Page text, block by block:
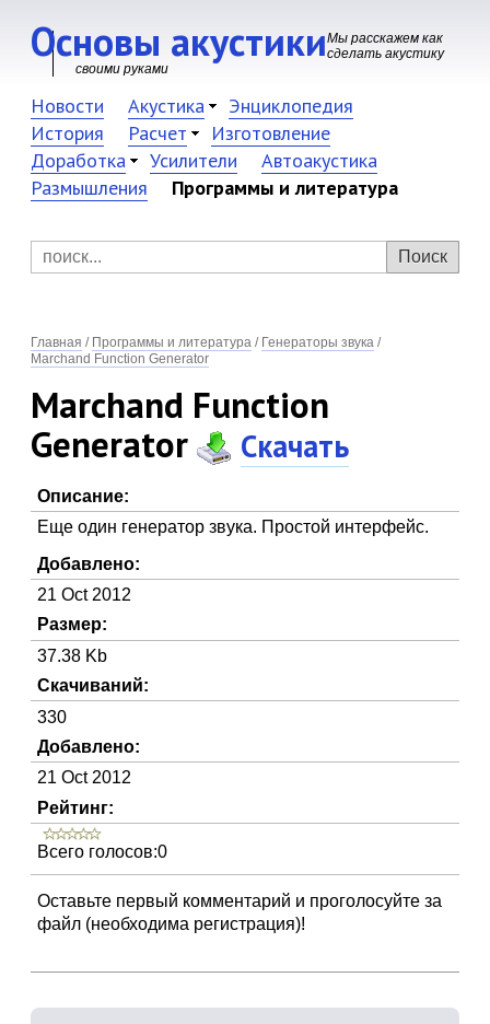
Основы акустикиМы расскажем как
сделать акустику
своими руками
Новости Акустика
Энциклопедия
История
Расчет
Изготовление
Доработка
Усилители
Автоакустика
Размышления
Программы и литература
Главная / Программы и литература / Генераторы звука /
Marchand Function Generator
Marchand Function
Generator
Скачать
Описание:
Еще один генератор звука. Простой интерфейс.
Добавлено:
21 Oct 2012
Размер:
37.38 Kb
Скачиваний:
330
Добавлено:
21 Oct 2012
Рейтинг:
Всего голосов:0
Оставьте первый комментарий и проголосуйте за
файл (необходима регистрация)!